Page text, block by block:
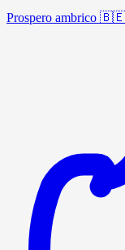
Prospero ambrico 🇧🇪